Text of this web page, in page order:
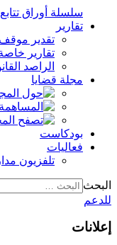
سلسلة أوراق
تقارير
تقدير موقف
تقارير
الراصد
مجلة قضايا
بودكاست
فعاليات
تلفزيون مدار
البحث
للدعم
إعلانات